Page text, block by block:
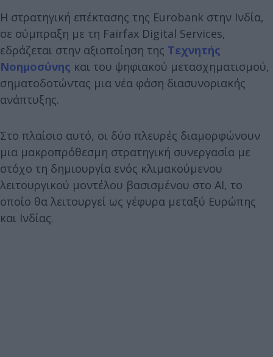
Η στρατηγική επέκτασης της Eurobank στην Ινδία,
σε σύμπραξη με τη Fairfax Digital Services,
εδράζεται στην αξιοποίηση της Τεχνητής
Νοημοσύνης και του ψηφιακού μετασχηματισμού,
σηματοδοτώντας μια νέα φάση διασυνοριακής
ανάπτυξης.
Στο πλαίσιο αυτό, οι δύο πλευρές διαμορφώνουν
μια μακροπρόθεσμη στρατηγική συνεργασία με
στόχο τη δημιουργία ενός κλιμακούμενου
λειτουργικού μοντέλου βασισμένου στο AI, το
οποίο θα λειτουργεί ως γέφυρα μεταξύ Ευρώπης
και Ινδίας.